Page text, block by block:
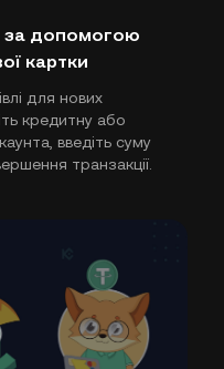
за допомогою
картки
для нових
кредитну або
введіть суму
транзакції.